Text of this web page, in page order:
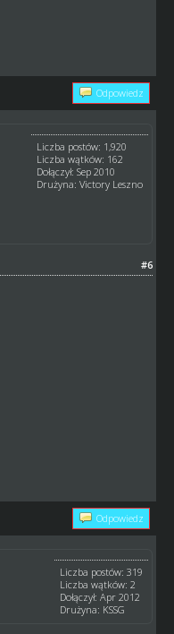
Odpowiedz
Liczba postów: 1,920
Liczba wątków: 162
Dołączył: Sep 2010
Drużyna: Victory Leszno
#6
Odpowiedz
Liczba postów: 319
Liczba wątków: 2
Dołączył: Apr 2012
Drużyna: KSSG